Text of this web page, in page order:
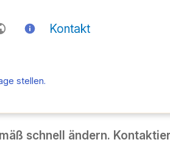
di conoscenza.